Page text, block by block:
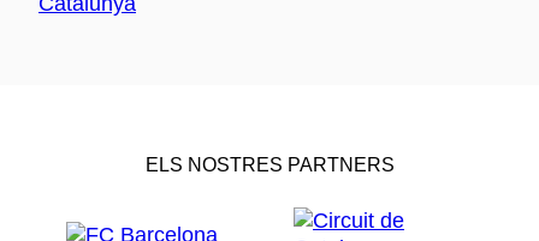
ELS NOSTRES PARTNERS